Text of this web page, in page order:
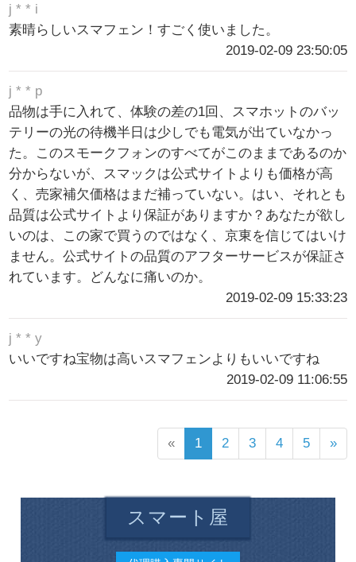
j * * i
素晴らしいスマフェン！すごく使いました。
2019-02-09 23:50:05
j * * p
品物は手に入れて、体験の差の1回、スマホットのバッ
テリーの光の待機半日は少しでも電気が出ていなかっ
た。このスモークフォンのすべてがこのままであるのか
分からないが、スマックは公式サイトよりも価格が高
く、売家補欠価格はまだ補っていない。はい、それとも
品質は公式サイトより保証がありますか？あなたが欲し
いのは、この家で買うのではなく、京東を信じてはいけ
ません。公式サイトの品質のアフターサービスが保証さ
れています。どんなに痛いのか。
2019-02-09 15:33:23
j * * y
いいですね宝物は高いスマフェンよりもいいですね
2019-02-09 11:06:55
« 1 2 3 4 5 »
スマート屋